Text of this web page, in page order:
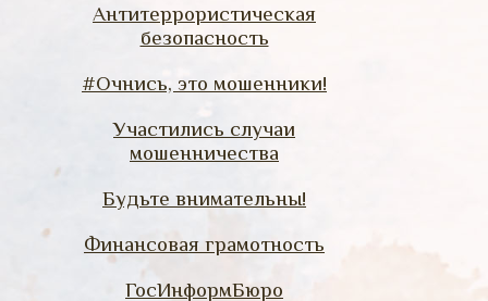
Антитеррористическая
безопасность
#Очнись, это мошенники!
Участились случаи
мошенничества
Будьте внимательны!
Финансовая грамотность
ГосИнформБюро